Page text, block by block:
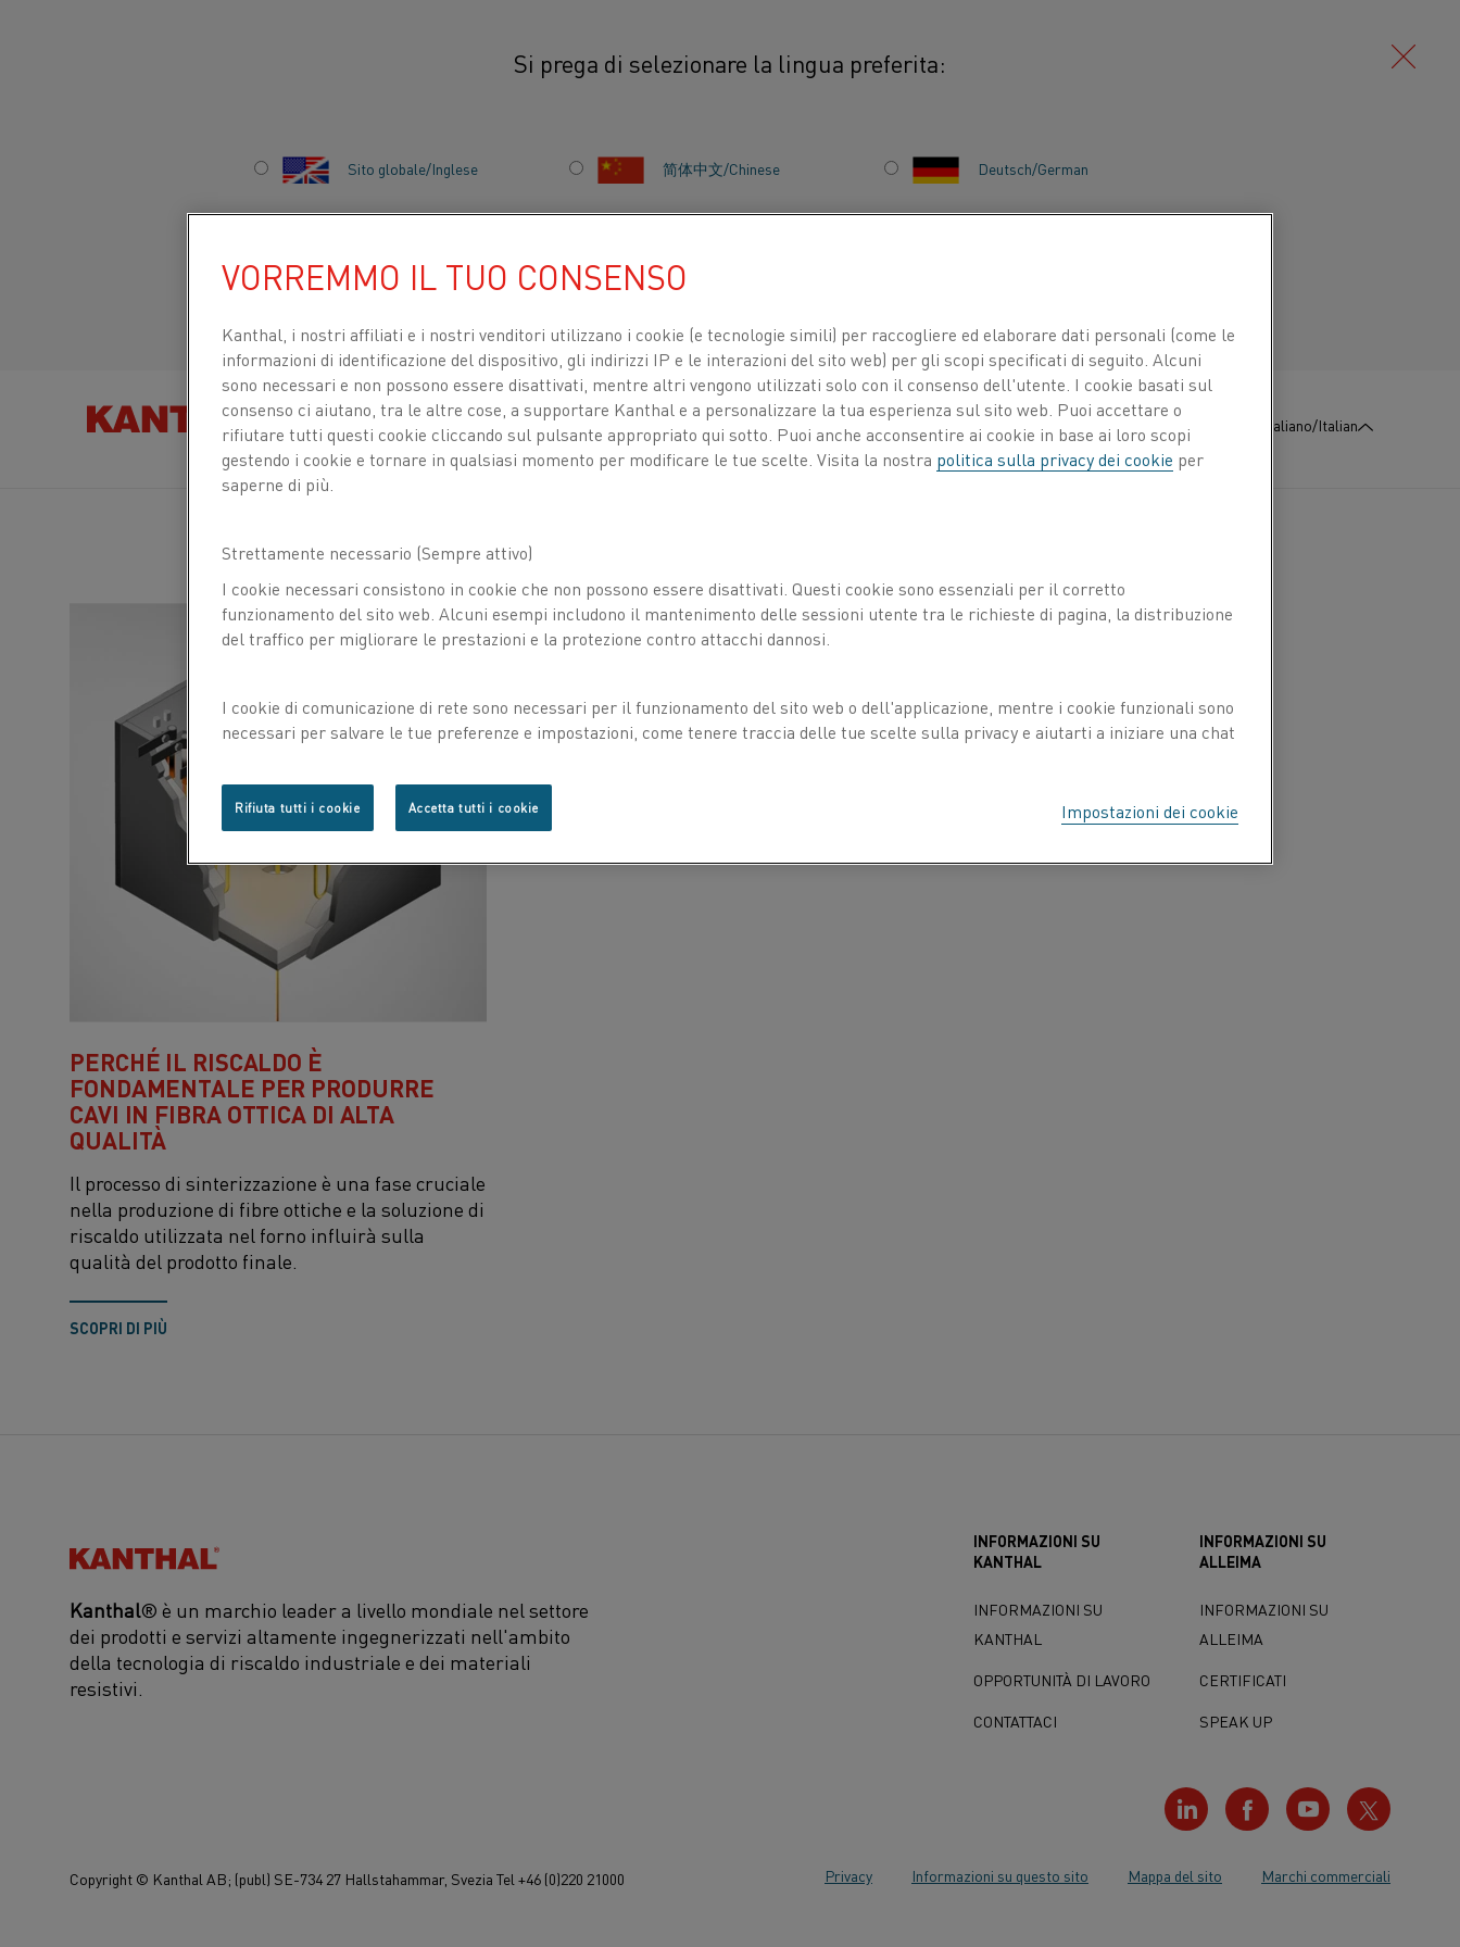
Si prega di selezionare la lingua preferita:
Sito globale/Inglese 简体中文/Chinese Deutsch/German
Español/Spanish Français/French
TROVA PRODOTTI PER CHI SIAMO CENTRO DELLE CONOSCENZE Contattaci Italiano/Italian
Fibre ottiche
FIBRE OTTICHE
controllo preciso dell'apporto di calore e della temperatura,
offerto dalle soluzioni di riscaldo elettrico di Kanthal, è
fondamentale per la qualità della fibra ottica.
PERCHÉ IL RISCALDO È
FONDAMENTALE PER PRODURRE
CAVI IN ​​FIBRA OTTICA DI ALTA
QUALITÀ
Il processo di sinterizzazione è una fase cruciale
nella produzione di fibre ottiche e la soluzione di
riscaldo utilizzata nel forno influirà sulla
qualità del prodotto finale.
SCOPRI DI PIÙ
Kanthal®
Kanthal® è un marchio leader a livello mondiale nel settore
dei prodotti e servizi altamente ingegnerizzati nell'ambito
della tecnologia di riscaldo industriale e dei materiali
resistivi.
INFORMAZIONI SU
KANTHAL
INFORMAZIONI SU
KANTHAL
OPPORTUNITÀ DI LAVORO
CONTATTACI
INFORMAZIONI SU
ALLEIMA
INFORMAZIONI SU
ALLEIMA
CERTIFICATI
SPEAK UP
Privacy Informazioni su questo sito Mappa del sito Marchi commerciali
Copyright © Kanthal AB; (publ) SE-734 27 Hallstahammar, Svezia Tel +46 (0)220 21000
VORREMMO IL TUO CONSENSO
Kanthal, i nostri affiliati e i nostri venditori utilizzano i cookie (e tecnologie simili) per raccogliere ed elaborare dati personali (come le
informazioni di identificazione del dispositivo, gli indirizzi IP e le interazioni del sito web) per gli scopi specificati di seguito. Alcuni
sono necessari e non possono essere disattivati, mentre altri vengono utilizzati solo con il consenso dell'utente. I cookie basati sul
consenso ci aiutano, tra le altre cose, a supportare Kanthal e a personalizzare la tua esperienza sul sito web. Puoi accettare o
rifiutare tutti questi cookie cliccando sul pulsante appropriato qui sotto. Puoi anche acconsentire ai cookie in base ai loro scopi
gestendo i cookie e tornare in qualsiasi momento per modificare le tue scelte. Visita la nostra politica sulla privacy dei cookie per
saperne di più.
Strettamente necessario (Sempre attivo)
I cookie necessari consistono in cookie che non possono essere disattivati. Questi cookie sono essenziali per il corretto
funzionamento del sito web. Alcuni esempi includono il mantenimento delle sessioni utente tra le richieste di pagina, la distribuzione
del traffico per migliorare le prestazioni e la protezione contro attacchi dannosi.
I cookie di comunicazione di rete sono necessari per il funzionamento del sito web o dell'applicazione, mentre i cookie funzionali sono
necessari per salvare le tue preferenze e impostazioni, come tenere traccia delle tue scelte sulla privacy e aiutarti a iniziare una chat
Impostazioni dei cookie
Rifiuta tutti i cookie Accetta tutti i cookie